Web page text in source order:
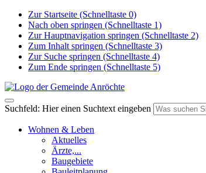
Zur Startseite (Schnelltaste 0)
Nach oben springen (Schnelltaste 1)
Zur Hauptnavigation springen (Schnelltaste 2)
Zum Inhalt springen (Schnelltaste 3)
Zur Suche springen (Schnelltaste 4)
Zum Ende springen (Schnelltaste 5)
Suchfeld: Hier einen Suchtext eingeben
Wohnen & Leben
Aktuelles
Ärzte,...
Baugebiete